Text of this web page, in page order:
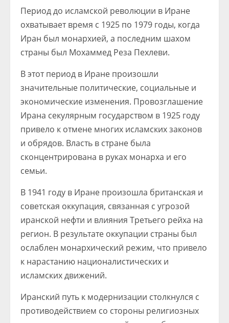
Период до исламской революции в Иране
охватывает время с 1925 по 1979 годы, когда
Иран был монархией, а последним шахом
страны был Мохаммед Реза Пехлеви.
В этот период в Иране произошли
значительные политические, социальные и
экономические изменения. Провозглашение
Ирана секулярным государством в 1925 году
привело к отмене многих исламских законов
и обрядов. Власть в стране была
сконцентрирована в руках монарха и его
семьи.
В 1941 году в Иране произошла британская и
советская оккупация, связанная с угрозой
иранской нефти и влияния Третьего рейха на
регион. В результате оккупации страны был
ослаблен монархический режим, что привело
к нарастанию националистических и
исламских движений.
Иранский путь к модернизации столкнулся с
противодействием со стороны религиозных